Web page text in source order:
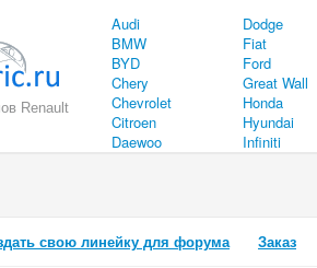
Renault
Audi
BMW
BYD
Chery
Chevrolet
Citroen
Daewoo
Dodge
Fiat
Ford
Great Wall
Honda
Hyundai
Infiniti
свою линейку для форума Заказ